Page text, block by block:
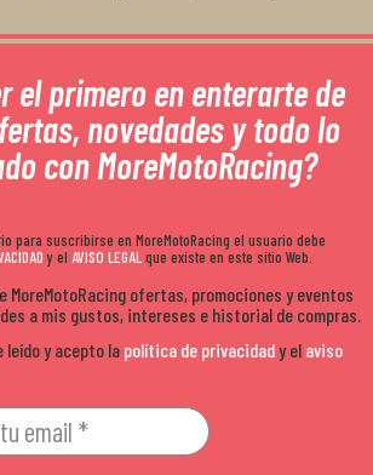
el primero en enterarte de
novedades y todo lo
con MoreMotoRacing?
para suscribirse en MoreMotoRacing el usuario debe
y el AVISO LEGALque existe en este sitio Web.
MoreMotoRacing ofertas, promociones y eventos
a mis gustos, intereses e historial de compras.
leído y acepto la política de privacidady el aviso